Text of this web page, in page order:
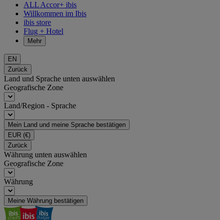
ALL Accor+ ibis
Willkommen im Ibis
ibis store
Flug + Hotel
Mehr
EN
Zurück
Land und Sprache unten auswählen
Geografische Zone
Land/Region - Sprache
Mein Land und meine Sprache bestätigen
EUR (€)
Zurück
Währung unten auswählen
Geografische Zone
Währung
Meine Währung bestätigen